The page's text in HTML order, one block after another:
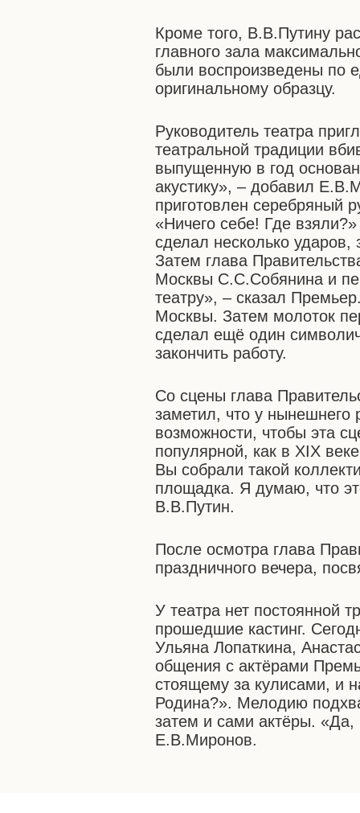
Кроме того, В.В.Путину
главного зала
были воспроизведены по
оригинальному образцу.
Руководитель театра
театральной традиции
выпущенную в год
акустику», – добавил
приготовлен серебряный
«Ничего себе! Где
сделал несколько ударов,
Затем глава
Москвы С.С.Собянина и
театру», – сказал
Москвы. Затем молоток
сделал ещё один
закончить работу.
Со сцены глава
заметил, что у нынешнего
возможности, чтобы эта
популярной, как в XIX
Вы собрали такой
площадка. Я думаю, что
В.В.Путин.
После осмотра глава
праздничного вечера,
У театра нет постоянной
прошедшие кастинг.
Ульяна Лопаткина,
общения с актёрами
стоящему за кулисами, и
Родина?». Мелодию
затем и сами актёры. «Да,
Е.В.Миронов.